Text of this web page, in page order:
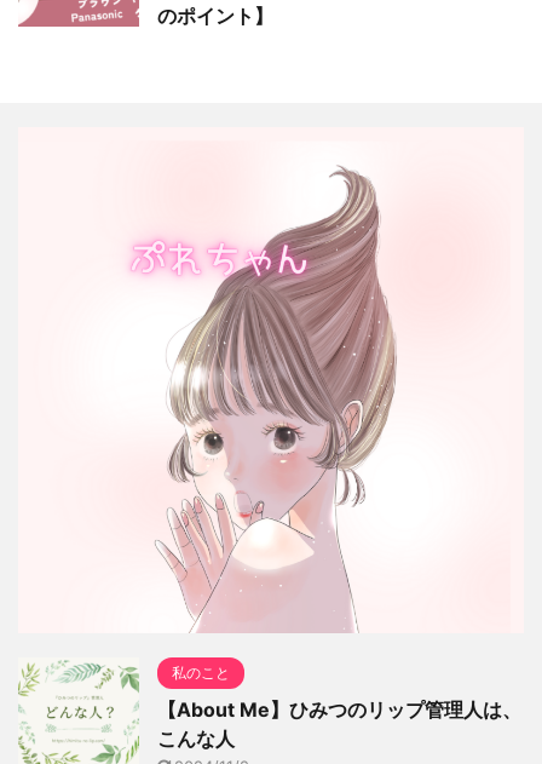
のポイント】
私のこと
【About Me】ひみつのリップ管理人は、
こんな人